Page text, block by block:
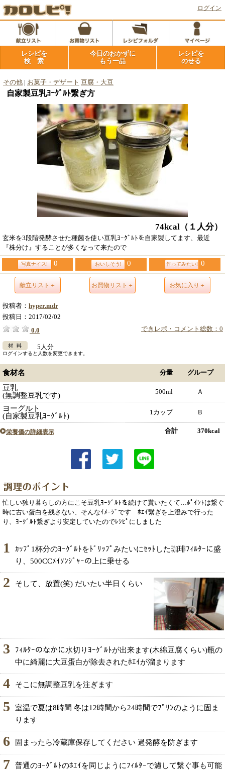
ログイン
レシピを
検 索
今日のおかずに
もう一品
レシピを
のせる
その他 お菓子・デザート 豆腐・大豆
自家製豆乳ﾖｰｸﾞﾙﾄ繋ぎ方
74kcal （１人分）
玄米を3段階発酵させた種菌を使い豆乳ﾖｰｸﾞﾙﾄを自家製してます、最近
『株分け』することが多くなって来たので
写真ナイス! 0 おいしそう! 0 作ってみたい! 0
献立リスト＋ お買物リスト＋ お気に入り＋
投稿者： hyper.mdr
投稿日： 2017/02/02
できレポ・コメント総数：0
0.0
5人分
ログインすると人数を変更できます。
食材名 分量 グループ
豆乳
(無調整豆乳です)
500ml Ａ
ヨーグルト
(自家製豆乳ﾖｰｸﾞﾙﾄ)
1カップ Ｂ
栄養価の詳細表示 合計 370kcal
忙しい独り暮らしの方にこそ豆乳ﾖｰｸﾞﾙﾄを続けて貰いたくて…ﾎﾟｲﾝﾄは繋ぐ
時に古い蛋白を残さない、そんなｲﾒｰｼﾞです ﾎｴｲ繋ぎを上澄みで行った
り、ﾖｰｸﾞﾙﾄ繋ぎより安定していたのでﾚｼﾋﾟにしました
1
ｶｯﾌﾟ1杯分のﾖｰｸﾞﾙﾄをﾄﾞﾘｯﾌﾟみたいにｾｯﾄした珈琲ﾌｨﾙﾀｰに盛
り、500CCﾒｲｿﾝｼﾞｬｰの上に乗せる
2 そして、放置(笑) だいたい半日くらい
3
ﾌｨﾙﾀｰのなかに水切りﾖｰｸﾞﾙﾄが出来ます(木綿豆腐くらい)瓶の
中に綺麗に大豆蛋白が除去されたﾎｴｲが溜まります
4 そこに無調整豆乳を注ぎます
5
室温で夏は8時間 冬は12時間から24時間でﾌﾟﾘﾝのように固ま
ります
6 固まったら冷蔵庫保存してください 過発酵を防ぎます
7
普通のﾖｰｸﾞﾙﾄのﾎｴｲを同じようにﾌｨﾙﾀｰで濾して繋ぐ事も可能